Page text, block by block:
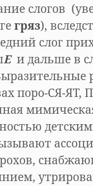
слогов
гряз),
слог
Еи дальше в
поро-СЯ-ЯТ,